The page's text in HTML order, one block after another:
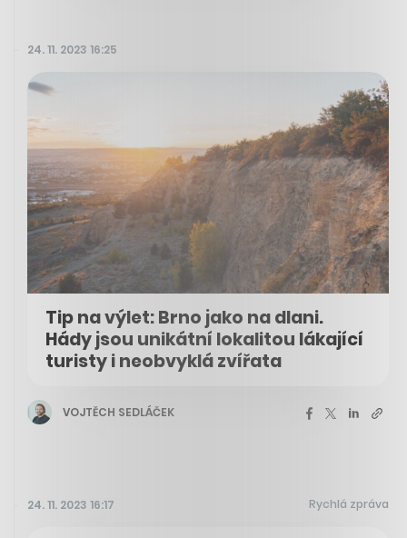
24. 11. 2023 16:25
Tip na výlet: Brno jako na dlani.
Hády jsou unikátní lokalitou lákající
turisty i neobvyklá zvířata
VOJTĚCH SEDLÁČEK
24. 11. 2023 16:17 Rychlá zpráva